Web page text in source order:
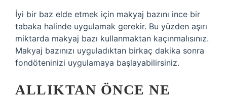
İyi bir baz elde etmek için makyaj bazını ince bir
tabaka halinde uygulamak gerekir. Bu yüzden aşırı
miktarda makyaj bazı kullanmaktan kaçınmalısınız.
Makyaj bazınızı uyguladıktan birkaç dakika sonra
fondöteninizi uygulamaya başlayabilirsiniz.
ALLIKTAN ÖNCE NE